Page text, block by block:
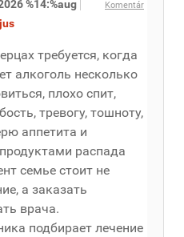
Komentár
%14:%aug
требуется, когда
алкоголь несколько
плохо спит,
тревогу, тошноту,
аппетита и
распада
семье стоит не
а заказать
врача.
подбирает лечение